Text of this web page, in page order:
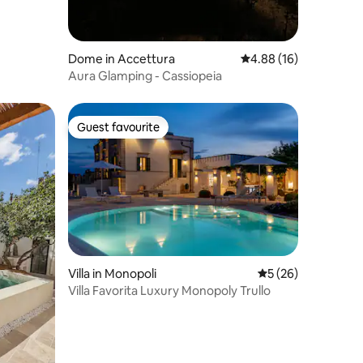
Dome in Accettura 4.88 out of 5
4.88 (16)
Aura Glamping - Cassiopeia
Guest favourite
Guest favourite
Villa in Monopoli 5 out of 5 average
5 (26)
Villa Favorita Luxury Monopoly Trullo